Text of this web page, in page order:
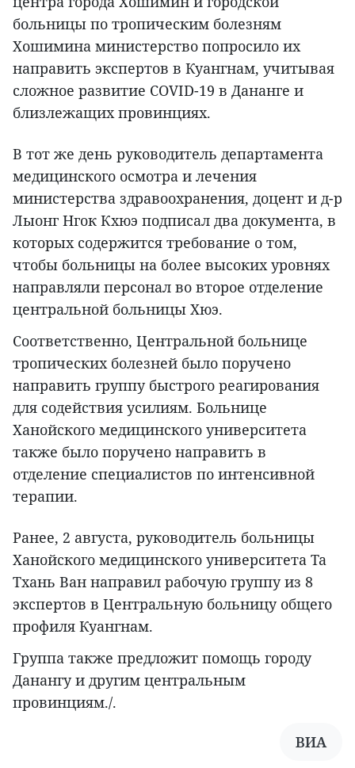
больницы по тропическим болезням
Хошимина министерство попросило их
направить экспертов в Куангнам, учитывая
сложное развитие COVID-19 в Дананге и
близлежащих провинциях.
В тот же день руководитель департамента
медицинского осмотра и лечения
министерства здравоохранения, доцент и д-р
Лыонг Нгок Кхюэ подписал два документа, в
которых содержится требование о том,
чтобы больницы на более высоких уровнях
направляли персонал во второе отделение
центральной больницы Хюэ.
Соответственно, Центральной больнице
тропических болезней было поручено
направить группу быстрого реагирования
для содействия усилиям. Больнице
Ханойского медицинского университета
также было поручено направить в
отделение специалистов по интенсивной
терапии.
Ранее, 2 августа, руководитель больницы
Ханойского медицинского университета Та
Тхань Ван направил рабочую группу из 8
экспертов в Центральную больницу общего
профиля Куангнам.
Группа также предложит помощь городу
Данангу и другим центральным
провинциям./.
ВИА